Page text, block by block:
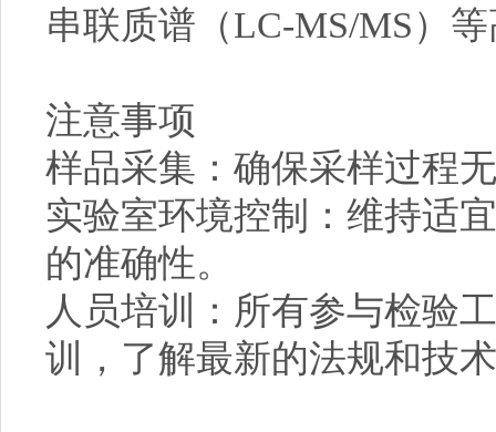
串联质谱（LC-MS/MS）
注意事项
样品采集：确保采样过程
实验室环境控制：维持适
的准确性。
人员培训：所有参与检验
训，了解最新的法规和技